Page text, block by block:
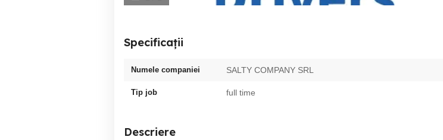
Specificații
Numele companiei SALTY COMPANY SRL
Tip job full time
Descriere